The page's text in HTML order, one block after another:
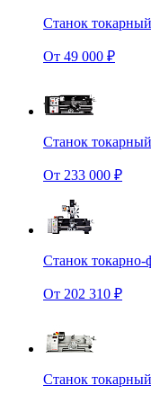
Станок
От 49 000 ₽
Станок
От 233 000 ₽
Станок
От 202 310 ₽
Станок